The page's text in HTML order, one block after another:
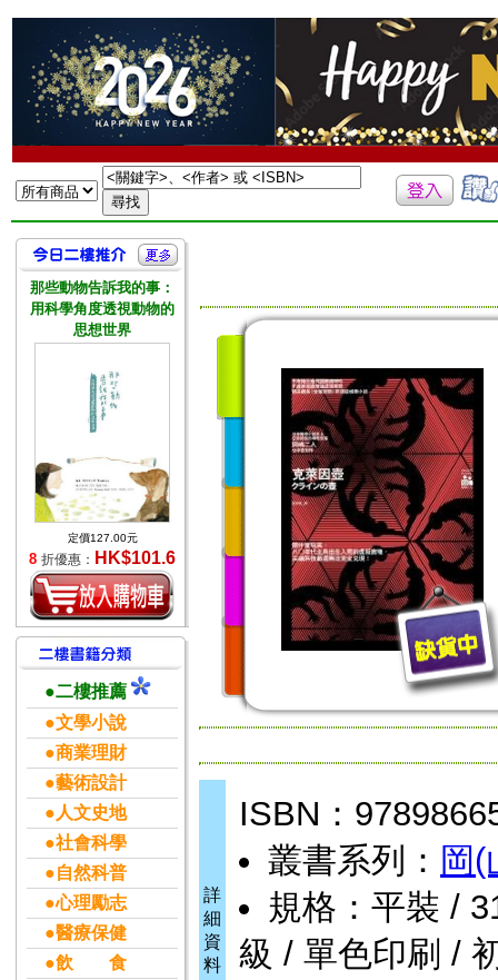
那些動物告訴我的事：
用科學角度透視動物的
思想世界
定價127.00元
8 折優惠： HK$101.6
●二樓推薦
●文學小說
●商業理財
●藝術設計
●人文史地
●社會科學
●自然科普
●心理勵志
●醫療保健
●飲 食
詳
細
資
料
ISBN：
叢書系列： 岡(
規格：平裝 /
級 / 單色印刷 /